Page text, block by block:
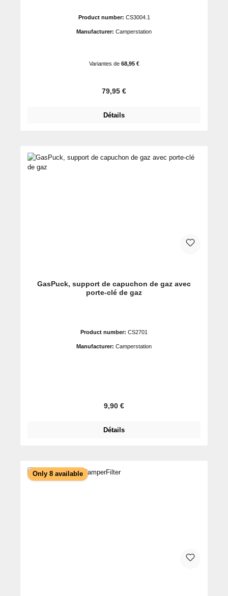
Product number: CS3004.1
Manufacturer: Camperstation
Variantes de68,95 €
Prix régulier :
79,95 €
Détails
GasPuck, support de capuchon de gaz avec
porte-clé de gaz
Product number: CS2701
Manufacturer: Camperstation
Prix régulier :
9,90 €
Détails
Only 8 available